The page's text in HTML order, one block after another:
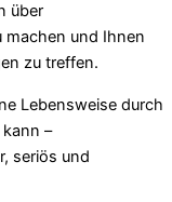
über
machen und Ihnen
zu treffen.
Lebensweise durch
–
seriös und